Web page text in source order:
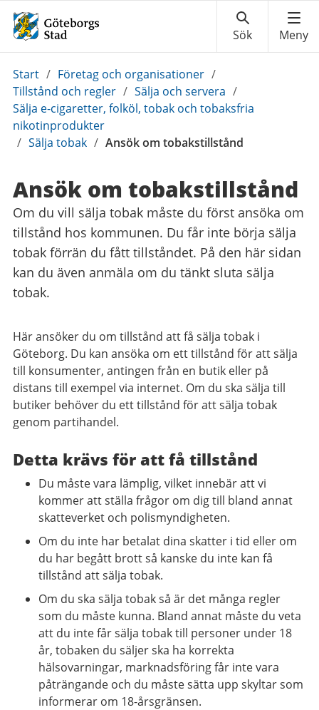
Du
är
här:
Start / Företag och organisationer /
Tillstånd och regler / Sälja och servera /
Sälja e-cigaretter, folköl, tobak och tobaksfria
nikotinprodukter
/ Sälja tobak / Ansök om tobakstillstånd
Ansök om tobakstillstånd
Om du vill sälja tobak måste du först ansöka om
tillstånd hos kommunen. Du får inte börja sälja
tobak förrän du fått tillståndet. På den här sidan
kan du även anmäla om du tänkt sluta sälja
tobak.
Här ansöker du om tillstånd att få sälja tobak i
Göteborg. Du kan ansöka om ett tillstånd för att sälja
till konsumenter, antingen från en butik eller på
distans till exempel via internet. Om du ska sälja till
butiker behöver du ett tillstånd för att sälja tobak
genom partihandel.
Detta krävs för att få tillstånd
Du måste vara lämplig, vilket innebär att vi
kommer att ställa frågor om dig till bland annat
skatteverket och polismyndigheten.
Om du inte har betalat dina skatter i tid eller om
du har begått brott så kanske du inte kan få
tillstånd att sälja tobak.
Om du ska sälja tobak så är det många regler
som du måste kunna. Bland annat måste du veta
att du inte får sälja tobak till personer under 18
år, tobaken du säljer ska ha korrekta
hälsovarningar, marknadsföring får inte vara
påträngande och du måste sätta upp skyltar som
informerar om 18-årsgränsen.